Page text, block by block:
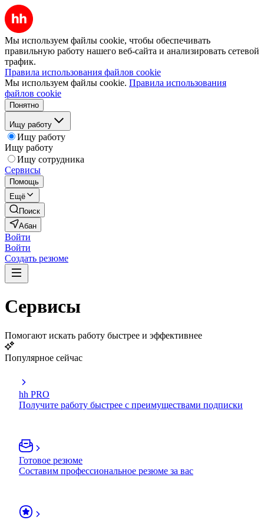
Мы используем файлы cookie, чтобы обеспечивать
правильную работу нашего веб-сайта и анализировать сетевой
трафик.
Правила использования файлов cookie
Мы используем файлы cookie. Правила использования
файлов cookie
Понятно
Ищу работу
Ищу работу
Ищу работу
Ищу сотрудника
Сервисы
Помощь
Ещё
Поиск
Абан
Войти
Войти
Создать резюме
Сервисы
Помогают искать работу быстрее и эффективнее
Популярное сейчас
hh PRO
Получите работу быстрее с преимуществами подписки
Готовое резюме
Составим профессиональное резюме за вас